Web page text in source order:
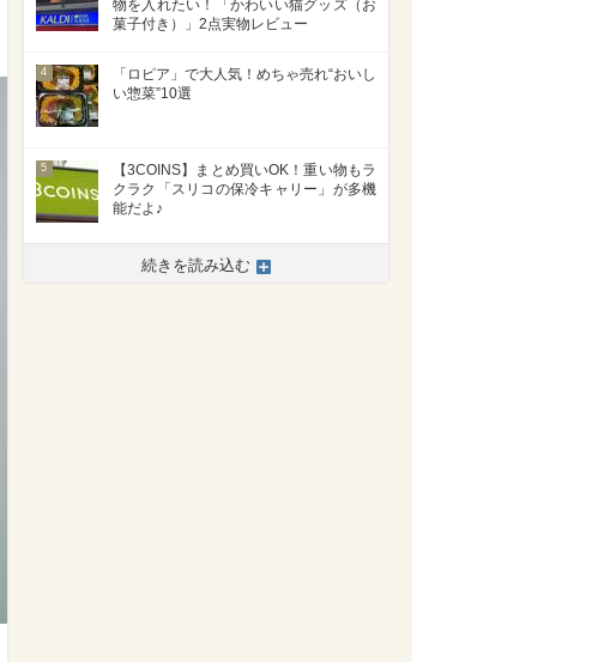
物を入れたい！「かわいい猫グッズ（お
菓子付き）」2点実物レビュー
4
「ロピア」で大人気！めちゃ売れ“おいし
い惣菜”10選
5
【3COINS】まとめ買いOK！重い物もラ
クラク「スリコの保冷キャリー」が多機
能だよ♪
続きを読み込む